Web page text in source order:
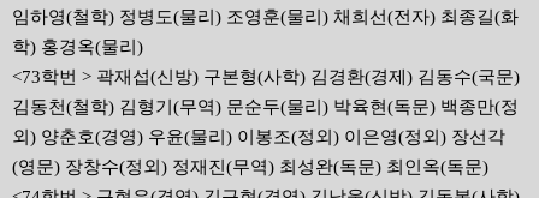
임하영(철학) 정병도(물리) 조영훈(물리) 채희선(전자) 최종길(화
학) 홍경옥(물리)
<73학번 > 곽재섭(신방) 구본형(사학) 김경환(경제) 김동수(국문)
김동천(철학) 김형기(무역) 문순두(물리) 박육현(독문) 백종만(정
외) 양춘호(경영) 우윤(물리) 이봉조(정외) 이은영(정외) 장선각
(영문) 장창수(정외) 정재진(무역) 최성완(독문) 최인옥(독문)